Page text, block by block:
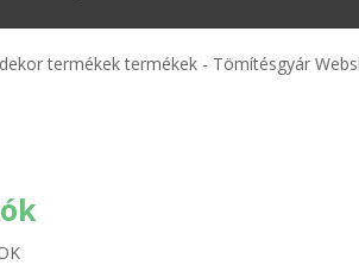
termékek termékek - Tömítésgyár